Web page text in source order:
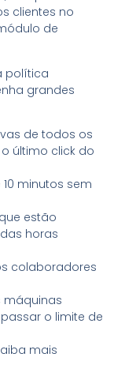
clientes no
de
política
grandes
de todos os
último click do
minutos sem
estão
horas
colaboradores
máquinas
o limite de
mais